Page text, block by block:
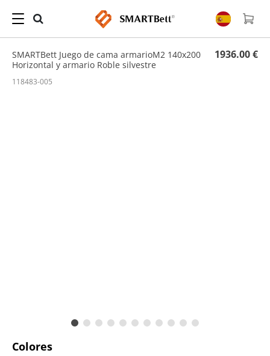
Hogar Conjunto
/ SMARTBett Juego de cama armarioM2 140x200 Horizontal y armario
SMARTBett Juego de cama armarioM2 140x200
Horizontal y armario Roble silvestre
1936.00 €
118483-005
Colores